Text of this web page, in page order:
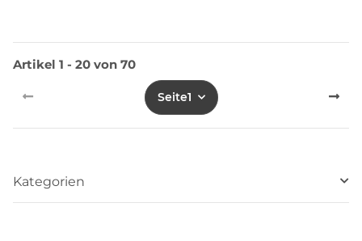
Artikel 1 - 20 von 70
Seite1
Kategorien